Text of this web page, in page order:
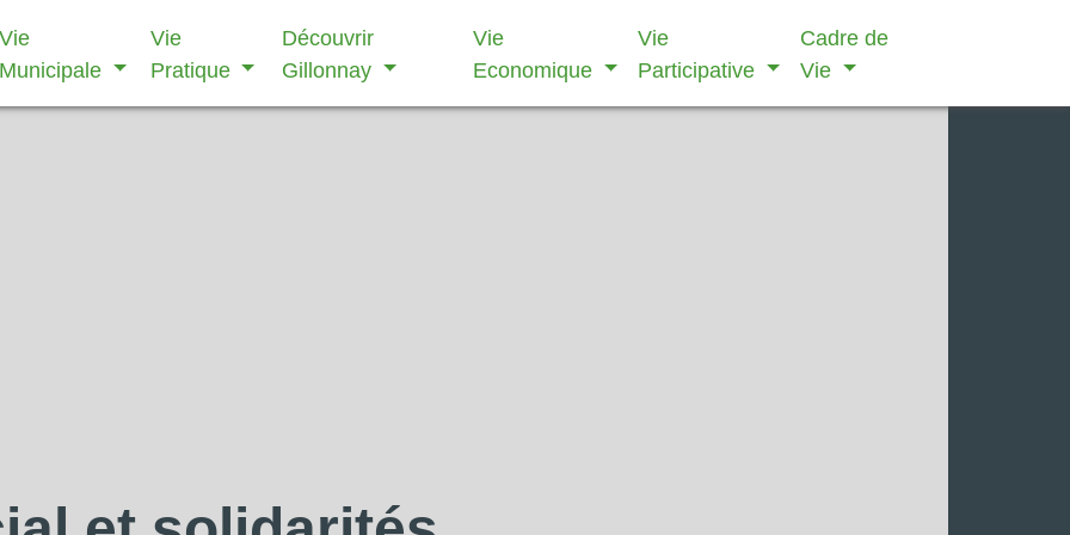
Vie
Municipale
Vie
Pratique
Découvrir
Gillonnay
Vie
Economique
Vie
Participative
Cadre de
Vie